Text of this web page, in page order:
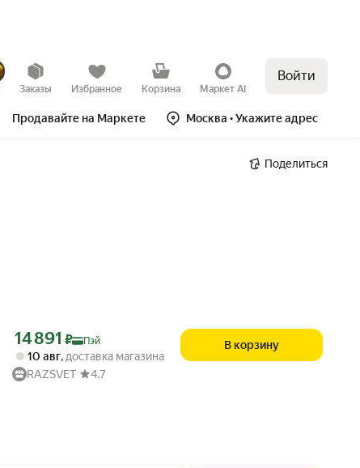
Заказы Избранное Корзина Маркет AI
Войти
Продавайте на Маркете Москва • Укажите адрес
Поделиться
Цена с картой Яндекс Пэй 14891 ₽ вместо
14 891 ₽ Пэй
10 авг, доставка магазина
RAZSVET
4.7
В корзину